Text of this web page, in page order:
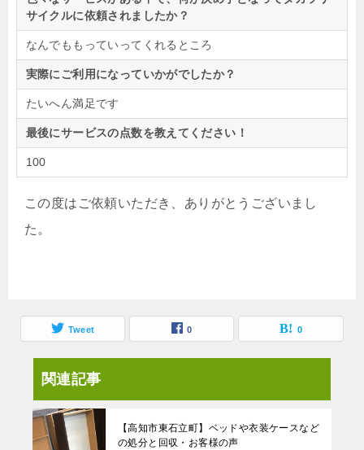
サイクルに依頼されましたか？
なんでももっていってくれるところ
実際にご利用になっていかがでしたか？
たいへん満足です
最後にサービスの点数を教えてください！
100
この度はご依頼いただき、ありがとうございまし
た。
Tweet 0 0
関連記事
【高知市東石立町】ベッドや衣装ケースなど
の処分と回収・お客様の声